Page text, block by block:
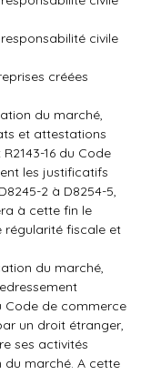
civile
créées
du marché,
et attestations
16 du Code
les justificatifs
2 à D8254-5,
à cette fin le
régularité fiscale et
du marché,
Code de commerce
un droit étranger,
ses activités
du marché. A cette